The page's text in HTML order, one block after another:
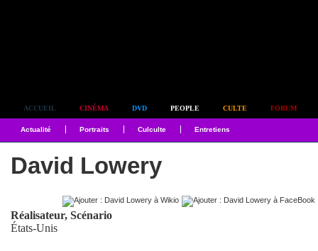
ACCUEIL CINÉMA DVD PEOPLE CULTE FORUM
Actualité Portraits Culculte Entretiens
David Lowery
Réalisateur, Scénario
États-Unis